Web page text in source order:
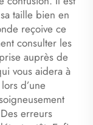
taille bien en
reçoive ce
consulter les
auprès de
vous aidera à
d’une
erreurs